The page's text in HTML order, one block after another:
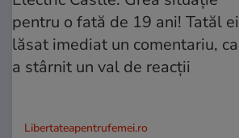
Libertateapentrufemei.ro